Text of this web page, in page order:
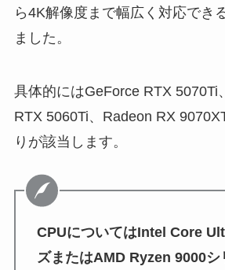
ら4K解像度まで幅広く対応でき
ました。
具体的にはGeForce RTX 5070Ti
RTX 5060Ti、Radeon RX
りが該当します。
CPUについてはIntel Core
ズまたはAMD Ryzen 9000シ